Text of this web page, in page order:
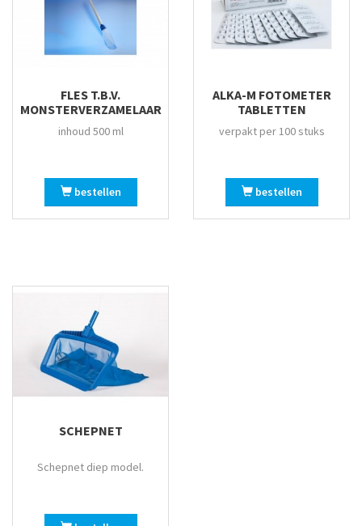
FLES T.B.V.
MONSTERVERZAMELAAR
inhoud 500 ml
bestellen
ALKA-M FOTOMETER
TABLETTEN
verpakt per 100 stuks
bestellen
SCHEPNET
Schepnet diep model.